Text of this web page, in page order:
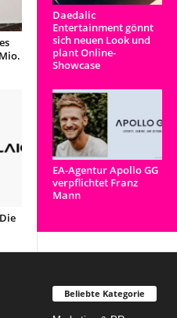
Daedalic
Entertainment gönnt
sich neuen Look und
plant Online-
Showcase
EA-Agentur Apollo GG
verpflichtet Franz
Mann
Beliebte Kategorie